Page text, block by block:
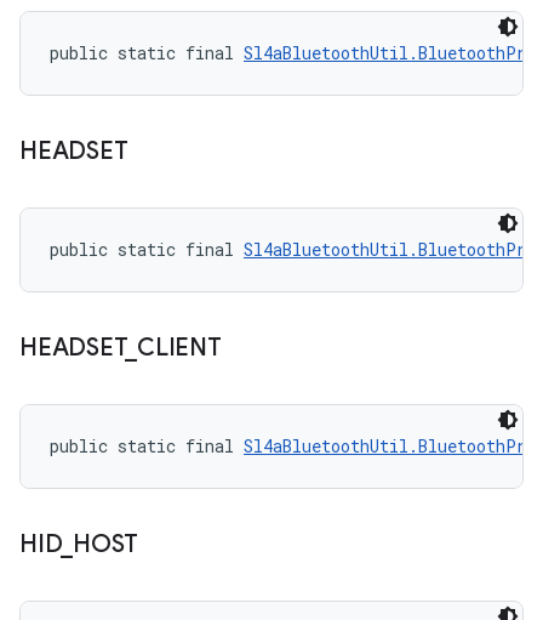
public static final
HEADSET
public static final
HEADSET_ CLIENT
public static final
HID_ HOST